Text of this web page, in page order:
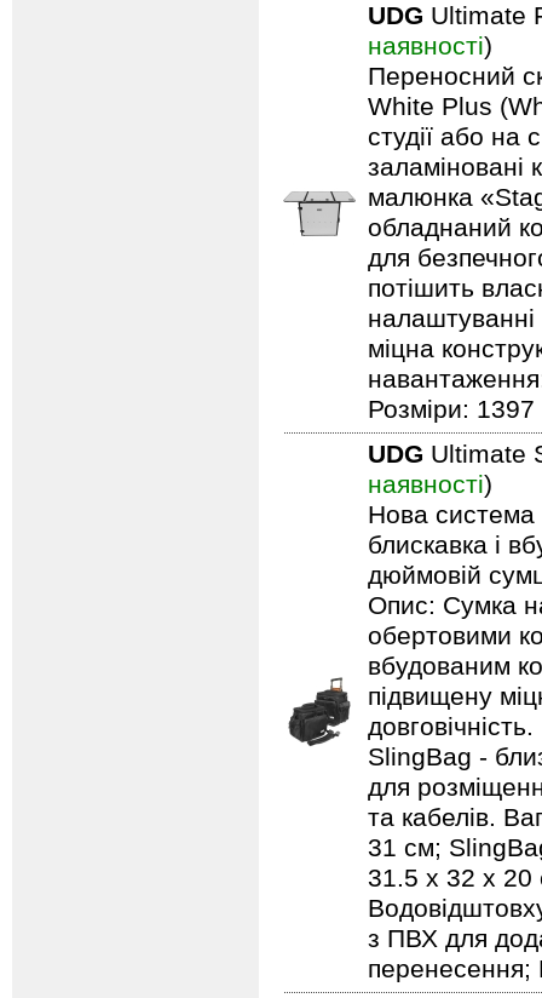
UDG Ultimate
наявності)
Переносний
White Plus
студії або на
заламіновані
малюнка
обладнаний
для
потішить
міцна
Розміри:
UDG Ultimate
наявності)
Нова система
блискавка і
дюймовій
Опис: Сумка
обертовими
вбудованим
підвищену
SlingBag -
для
та кабелів.
31 см;
31.5 x 32 x 20
з ПВХ для
перенесення;